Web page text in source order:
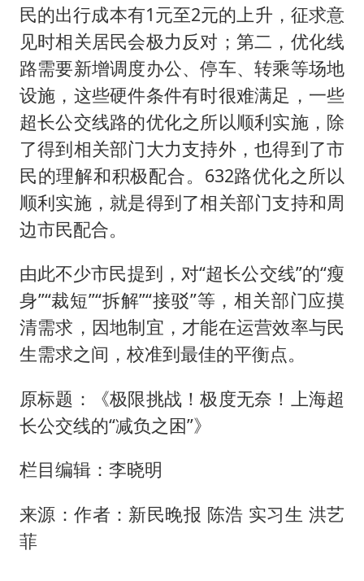
民的出行成本有1元至2元的上升，征求意
见时相关居民会极力反对；第二，优化线
路需要新增调度办公、停车、转乘等场地
设施，这些硬件条件有时很难满足，一些
超长公交线路的优化之所以顺利实施，除
了得到相关部门大力支持外，也得到了市
民的理解和积极配合。632路优化之所以
顺利实施，就是得到了相关部门支持和周
边市民配合。
由此不少市民提到，对“超长公交线”的“瘦
身”“裁短”“拆解”“接驳”等，相关部门应摸
清需求，因地制宜，才能在运营效率与民
生需求之间，校准到最佳的平衡点。
原标题：《极限挑战！极度无奈！上海超
长公交线的“减负之困”》
栏目编辑：李晓明
来源：作者：新民晚报 陈浩 实习生 洪艺
菲